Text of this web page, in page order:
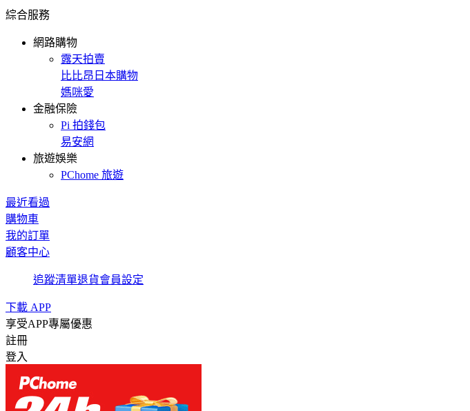
綜合服務
網路購物
露天拍賣
比比昂日本購物
媽咪愛
金融保險
Pi 拍錢包
易安網
旅遊娛樂
PChome 旅遊
最近看過
購物車
我的訂單
顧客中心
追蹤清單退貨會員設定
下載 APP
享受APP專屬優惠
註冊
登入